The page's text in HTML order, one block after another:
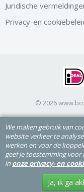
Juridische
Privacy-en
© 2026
We maken gebruik van
website verkeer te
werken en voor de
geef je toestemming voor
in onze privacy- en
Ja, ik ga